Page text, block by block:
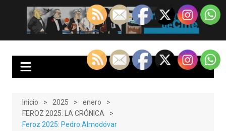
contenido
EnClave de Cine
Crítica cinematográfica y audiovisual. Punto de encuentro para los
Inicio 2025
enero
FEROZ 2025: LA CRÓNICA
Feroz 2025: Pedro Almodóvar